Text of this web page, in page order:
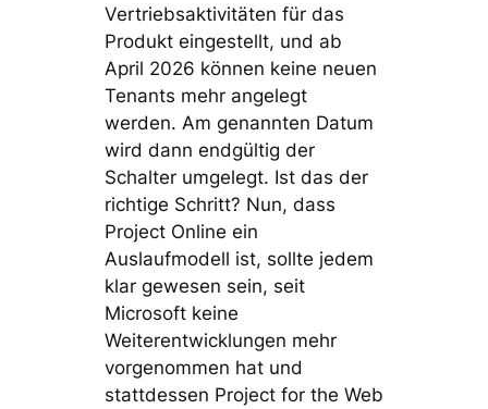
Vertriebsaktivitäten für das
Produkt eingestellt, und ab
April 2026 können keine neuen
Tenants mehr angelegt
werden. Am genannten Datum
wird dann endgültig der
Schalter umgelegt. Ist das der
richtige Schritt? Nun, dass
Project Online ein
Auslaufmodell ist, sollte jedem
klar gewesen sein, seit
Microsoft keine
Weiterentwicklungen mehr
vorgenommen hat und
stattdessen Project for the Web